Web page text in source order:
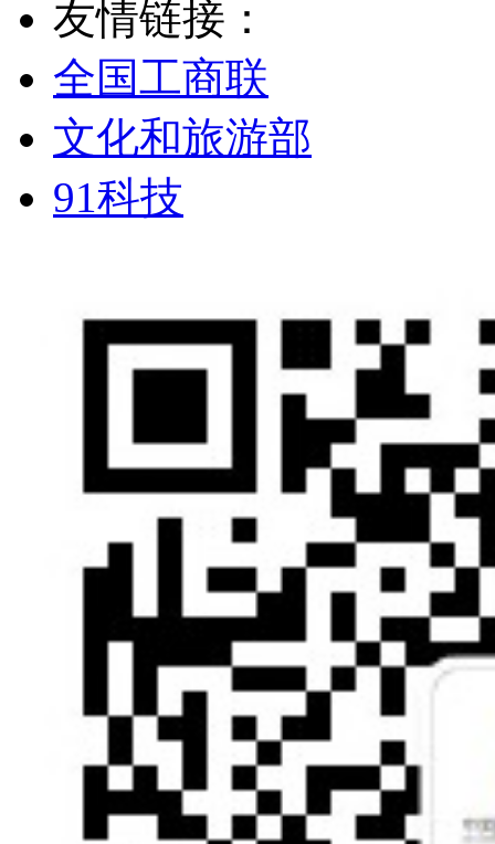
友情链接：
全国工商联
文化和旅游部
91科技